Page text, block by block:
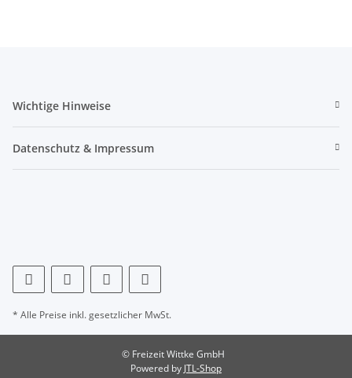
Wichtige Hinweise
Datenschutz & Impressum
* Alle Preise inkl. gesetzlicher MwSt.
© Freizeit Wittke GmbH
Powered by JTL-Shop